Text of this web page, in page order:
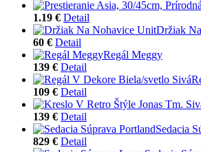
1.19 € Detail
Držiak
60 € Detail
Regál Meggy
139 € Detail
109 € Detail
139 € Detail
Sedacia
829 € Detail